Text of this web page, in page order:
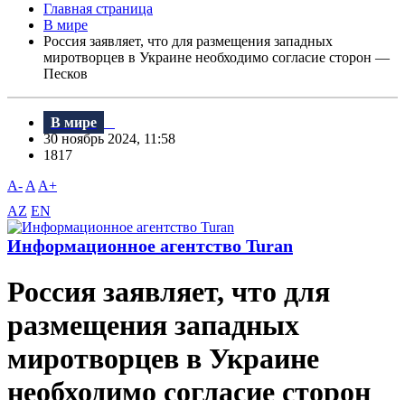
Главная страница
В мире
Россия заявляет, что для размещения западных
миротворцев в Украине необходимо согласие сторон —
Песков
В мире
30 ноябрь 2024, 11:58
1817
A- A A+
AZ EN
Информационное агентство Turan
Россия заявляет, что для
размещения западных
миротворцев в Украине
необходимо согласие сторон